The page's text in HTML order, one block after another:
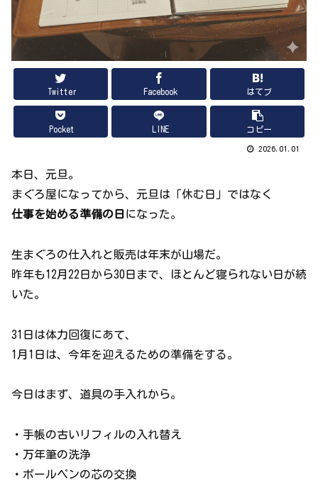
Twitter Facebook はてブ
Pocket LINE コピー
2026.01.01
本日、元旦。
まぐろ屋になってから、元旦は「休む日」ではなく
仕事を始める準備の日 になった。
生まぐろの仕入れと販売は年末が山場だ。
昨年も12月22日から30日まで、ほとんど寝られない日が続
いた。
31日は体力回復にあて、
1月1日は、今年を迎えるための準備をする。
今日はまず、道具の手入れから。
・手帳の古いリフィルの入れ替え
・万年筆の洗浄
・ボールペンの芯の交換